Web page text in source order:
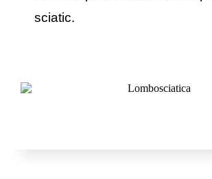
sciatic.